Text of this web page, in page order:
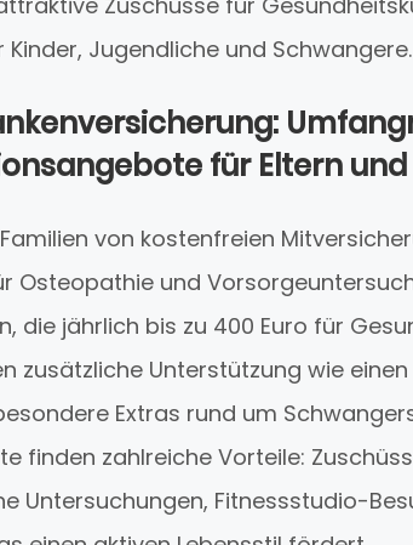
Jugendliche und Schwangere.
für Eltern und
von kostenfreien
Osteopathie und
die jährlich bis zu 400 Euro für
zusätzliche Unterstützung wie einen
Extras rund um
finden zahlreiche Vorteile:
Untersuchungen, Fitnessstudio-